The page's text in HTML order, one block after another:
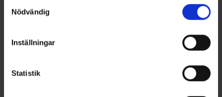
Nödvändig
Inställningar
Statistik
Arvio: